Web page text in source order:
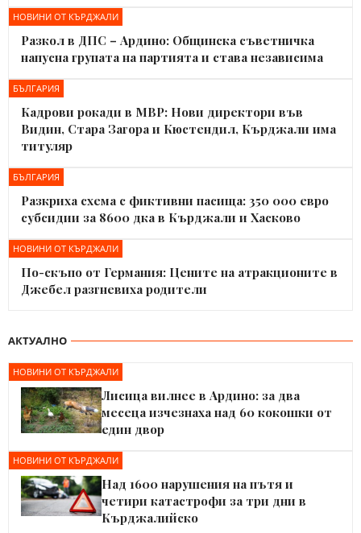
НОВИНИ ОТ КЪРДЖАЛИ
Разкол в ДПС – Ардино: Общинска съветничка
напусна групата на партията и става независима
БЪЛГАРИЯ
Кадрови рокади в МВР: Нови директори във
Видин, Стара Загора и Кюстендил, Кърджали има
титуляр
БЪЛГАРИЯ
Разкриха схема с фиктивни пасища: 350 000 евро
субсидии за 8600 дка в Кърджали и Хасково
НОВИНИ ОТ КЪРДЖАЛИ
По-скъпо от Германия: Цените на атракционите в
Джебел разгневиха родители
АКТУАЛНО
НОВИНИ ОТ КЪРДЖАЛИ
Лисица вилнее в Ардино: за два
месеца изчезнаха над 60 кокошки от
един двор
НОВИНИ ОТ КЪРДЖАЛИ
Над 1600 нарушения на пътя и
четири катастрофи за три дни в
Кърджалийско